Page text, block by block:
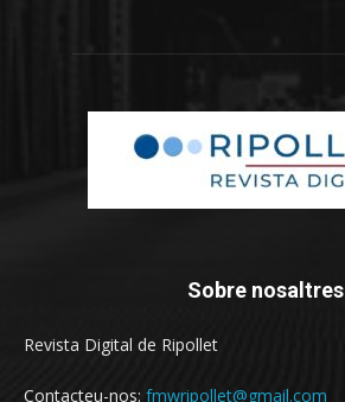
Sobre nosaltres
Revista Digital de Ripollet
Contacteu-nos: fmwripollet@gmail.com